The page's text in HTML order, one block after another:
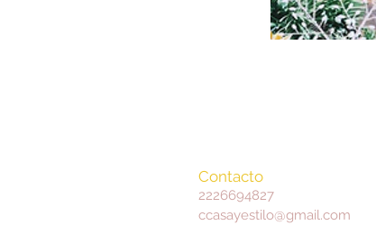
Contacto
2226694827
ccasayestilo@gmail.com